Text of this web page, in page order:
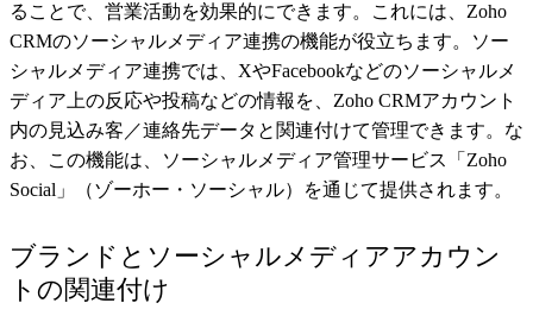
ることで、営業活動を効果的にできます。これには、Zoho
CRMのソーシャルメディア連携の機能が役立ちます。ソー
シャルメディア連携では、XやFacebookなどのソーシャルメ
ディア上の反応や投稿などの情報を、Zoho CRMアカウント
内の見込み客／連絡先データと関連付けて管理できます。な
お、この機能は、ソーシャルメディア管理サービス「Zoho
Social」（ゾーホー・ソーシャル）を通じて提供されます。
ブランドとソーシャルメディアアカウン
トの関連付け